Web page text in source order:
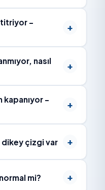
titriyor –
nasıl
–
dikey çizgi var
mi?